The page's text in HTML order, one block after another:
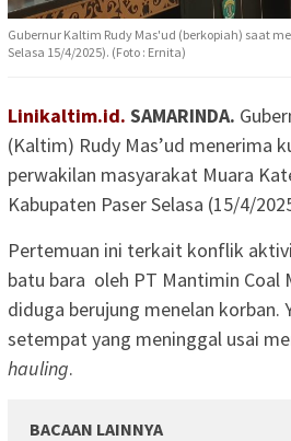
Gubernur Kaltim Rudy Mas'ud (berkopiah) saat
Selasa 15/4/2025). (Foto : Ernita)
Linikaltim.id. SAMARINDA.
(Kaltim) Rudy Mas’ud menerima
perwakilan masyarakat Muara
Kabupaten Paser Selasa (15/4/
Pertemuan ini terkait konflik
batu bara oleh PT Mantimin Coal
diduga berujung menelan korban.
setempat yang meninggal usai
hauling.
BACAAN LAINNYA